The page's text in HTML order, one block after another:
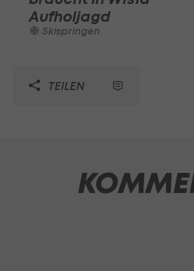
Aufholjagd
Skispringen
TEILEN